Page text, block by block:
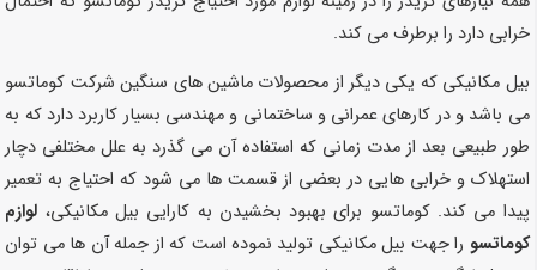
خرابی دارد را برطرف می کند.
بیل مکانیکی که یکی دیگر از محصولات ماشین های سنگین شرکت کوماتسو
می باشد و در کارهای عمرانی و ساختمانی و مهندسی بسیار کاربرد دارد که به
طور طبیعی بعد از مدت زمانی که استفاده آن می گذرد به علل مختلفی دچار
استهلاک و خرابی هایی در بعضی از قسمت ها می شود که احتیاج به تعمیر
پیدا می کند. کوماتسو برای بهبود بخشیدن به کارایی بیل مکانیکی، لوازم
کوماتسو را جهت بیل مکانیکی تولید نموده است که از جمله آن ها می توان